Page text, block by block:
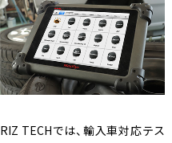
RIZ TECHでは、輸入車対応テス